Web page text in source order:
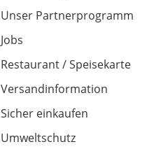
Unser Partnerprogramm
Jobs
Restaurant / Speisekarte
Versandinformation
Sicher einkaufen
Umweltschutz